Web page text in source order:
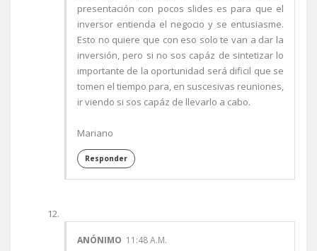
presentación con pocos slides es para que el
inversor entienda el negocio y se entusiasme.
Esto no quiere que con eso solo te van a dar la
inversión, pero si no sos capáz de sintetizar lo
importante de la oportunidad será dificil que se
tomen el tiempo para, en suscesivas reuniones,
ir viendo si sos capáz de llevarlo a cabo.
Mariano
Responder
ANÓNIMO 11:48 A.M.